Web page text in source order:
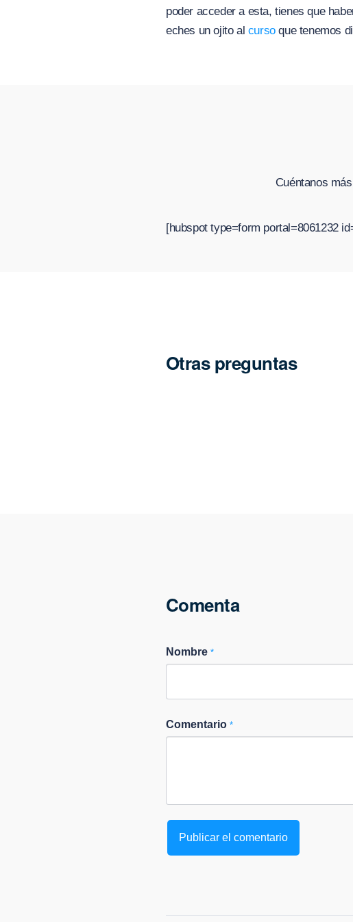
poder acceder a esta, tienes que
eches un ojito al cursoque tenemos
Cuéntanos
[hubspot type=form portal=8061232
Otras preguntas
Comenta
Nombre *
Comentario *